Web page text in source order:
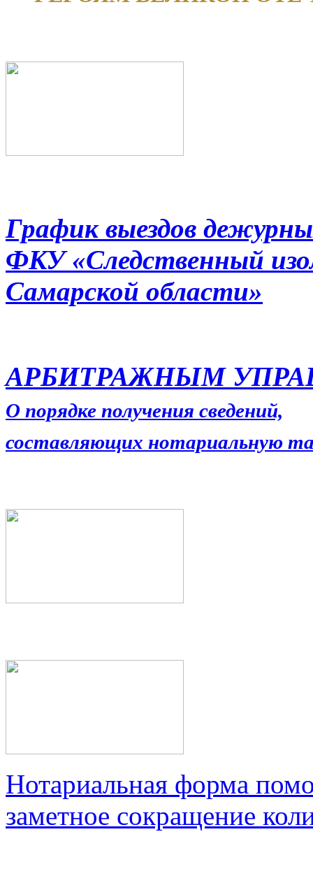
График выездов
ФКУ «Следственный
Самарской области»
АРБИТРАЖНЫМ
О порядке получения сведений,
составляющих нотариальную
Нотариальная форма
заметное сокращение